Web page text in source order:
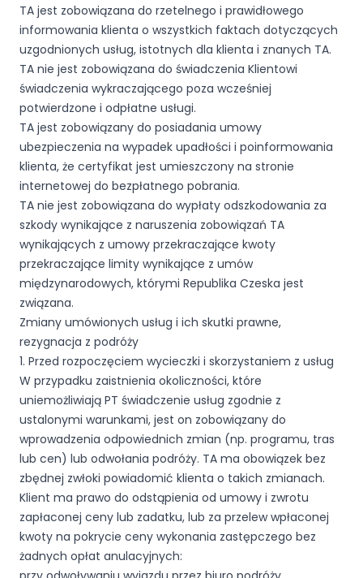
TA jest zobowiązana do rzetelnego i prawidłowego
informowania klienta o wszystkich faktach dotyczących
uzgodnionych usług, istotnych dla klienta i znanych TA.
TA nie jest zobowiązana do świadczenia Klientowi
świadczenia wykraczającego poza wcześniej
potwierdzone i odpłatne usługi.
TA jest zobowiązany do posiadania umowy
ubezpieczenia na wypadek upadłości i poinformowania
klienta, że certyfikat jest umieszczony na stronie
internetowej do bezpłatnego pobrania.
TA nie jest zobowiązana do wypłaty odszkodowania za
szkody wynikające z naruszenia zobowiązań TA
wynikających z umowy przekraczające kwoty
przekraczające limity wynikające z umów
międzynarodowych, którymi Republika Czeska jest
związana.
Zmiany umówionych usług i ich skutki prawne,
rezygnacja z podróży
1. Przed rozpoczęciem wycieczki i skorzystaniem z usług
W przypadku zaistnienia okoliczności, które
uniemożliwiają PT świadczenie usług zgodnie z
ustalonymi warunkami, jest on zobowiązany do
wprowadzenia odpowiednich zmian (np. programu, tras
lub cen) lub odwołania podróży. TA ma obowiązek bez
zbędnej zwłoki powiadomić klienta o takich zmianach.
Klient ma prawo do odstąpienia od umowy i zwrotu
zapłaconej ceny lub zadatku, lub za przelew wpłaconej
kwoty na pokrycie ceny wykonania zastępczego bez
żadnych opłat anulacyjnych: